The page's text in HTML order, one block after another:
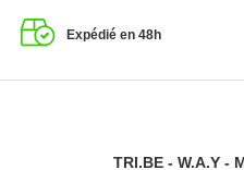
Expédié en 48h
TRI.BE - W.A.Y -